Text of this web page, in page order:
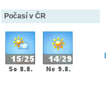
Počasí v ČR